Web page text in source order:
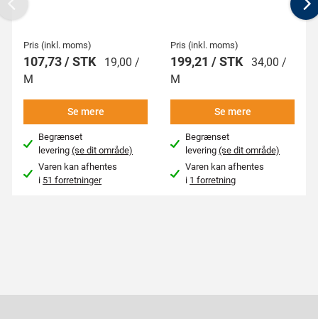
Pris (inkl. moms)
107,73 / STK
19,00 /
M
Se mere
Begrænset
levering(se dit område)
Varen kan afhentes
i 51 forretninger
Pris (inkl. moms)
199,21 / STK 34,00 /
M
Se mere
Begrænset
levering(se dit område)
Varen kan afhentes
i 1 forretning
Previous